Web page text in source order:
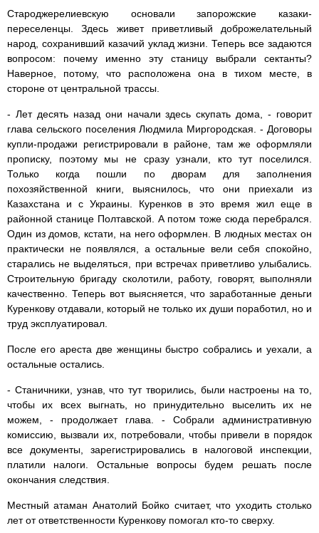
Староджерелиевскую основали запорожские казаки-
переселенцы. Здесь живет приветливый доброжелательный
народ, сохранивший казачий уклад жизни. Теперь все задаются
вопросом: почему именно эту станицу выбрали сектанты?
Наверное, потому, что расположена она в тихом месте, в
стороне от центральной трассы.
- Лет десять назад они начали здесь скупать дома, - говорит
глава сельского поселения Людмила Миргородская. - Договоры
купли-продажи регистрировали в районе, там же оформляли
прописку, поэтому мы не сразу узнали, кто тут поселился.
Только когда пошли по дворам для заполнения
похозяйственной книги, выяснилось, что они приехали из
Казахстана и с Украины. Куренков в это время жил еще в
районной станице Полтавской. А потом тоже сюда перебрался.
Один из домов, кстати, на него оформлен. В людных местах он
практически не появлялся, а остальные вели себя спокойно,
старались не выделяться, при встречах приветливо улыбались.
Строительную бригаду сколотили, работу, говорят, выполняли
качественно. Теперь вот выясняется, что заработанные деньги
Куренкову отдавали, который не только их души поработил, но и
труд эксплуатировал.
После его ареста две женщины быстро собрались и уехали, а
остальные остались.
- Станичники, узнав, что тут творились, были настроены на то,
чтобы их всех выгнать, но принудительно выселить их не
можем, - продолжает глава. - Собрали административную
комиссию, вызвали их, потребовали, чтобы привели в порядок
все документы, зарегистрировались в налоговой инспекции,
платили налоги. Остальные вопросы будем решать после
окончания следствия.
Местный атаман Анатолий Бойко считает, что уходить столько
лет от ответственности Куренкову помогал кто-то сверху.